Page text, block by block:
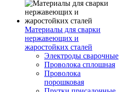
Материалы для сварки
нержавеющих и
жаростойких сталей
Электроды сварочные
Проволока сплошная
Проволока
порошковая